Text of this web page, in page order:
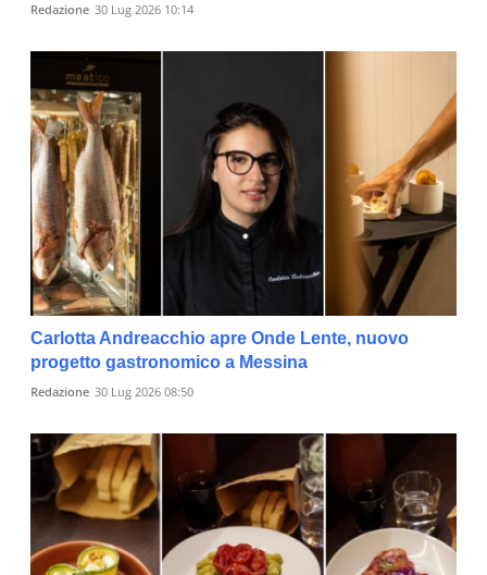
Redazione 30 Lug 2026 10:14
Carlotta Andreacchio apre Onde Lente, nuovo
progetto gastronomico a Messina
Redazione 30 Lug 2026 08:50